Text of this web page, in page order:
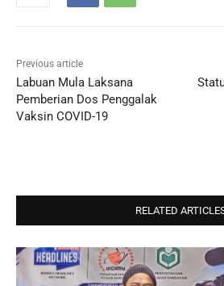
Previous article
Labuan Mula Laksana
Pemberian Dos Penggalak
Vaksin COVID-19
RELATED